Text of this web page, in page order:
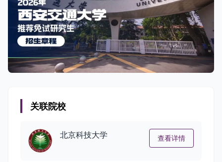
关联院校
北京科技大学 查看详情